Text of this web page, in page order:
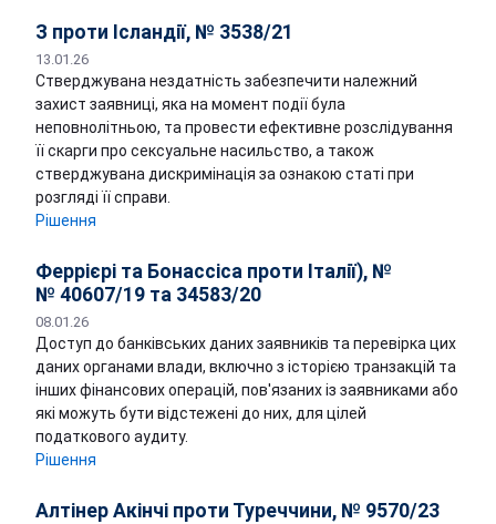
З проти Ісландії, № 3538/21
13.01.26
Стверджувана нездатність забезпечити належний
захист заявниці, яка на момент події була
неповнолітньою, та провести ефективне розслідування
її скарги про сексуальне насильство, а також
стверджувана дискримінація за ознакою статі при
розгляді її справи.
Рішення
Феррієрі та Бонассіса проти Італії), №
№ 40607/19 та 34583/20
08.01.26
Доступ до банківських даних заявників та перевірка цих
даних органами влади, включно з історією транзакцій та
інших фінансових операцій, пов'язаних із заявниками або
які можуть бути відстежені до них, для цілей
податкового аудиту.
Рішення
Алтінер Акінчі проти Туреччини, № 9570/23